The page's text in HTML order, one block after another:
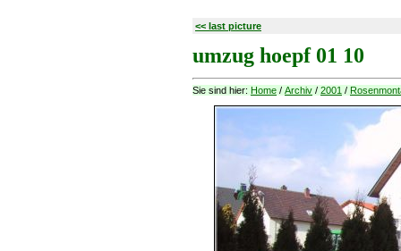
<< last picture
umzug hoepf 01 10
Sie sind hier: Home / Archiv / 2001 /